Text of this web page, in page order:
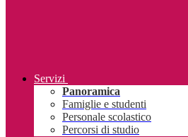
Servizi
Panoramica
Famiglie e studenti
Personale scolastico
Percorsi di studio